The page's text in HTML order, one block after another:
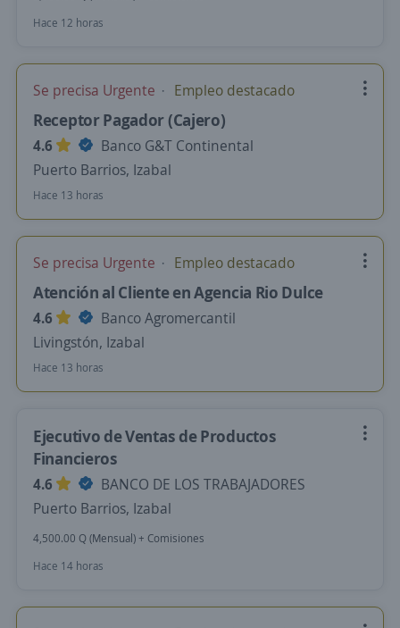
Hace 12 horas
Se precisa Urgente Empleo destacado
Receptor Pagador (Cajero)
4.6
Banco G&T Continental
Puerto Barrios, Izabal
Hace 13 horas
Se precisa Urgente Empleo destacado
Atención al Cliente en Agencia Rio Dulce
4.6
Banco Agromercantil
Livingstón, Izabal
Hace 13 horas
Ejecutivo de Ventas de Productos
Financieros
4.6
BANCO DE LOS TRABAJADORES
Puerto Barrios, Izabal
4,500.00 Q (Mensual) + Comisiones
Hace 14 horas